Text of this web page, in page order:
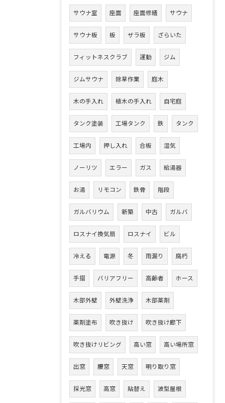
サウナ室 座面 座面修繕 サウナ
サウナ板 板 ザラ板 ざらいた
フィットネスクラブ 運動 ジム
ジムサウナ 除草作業 庭木
木の手入れ 植木の手入れ 自宅庭
タンク塗装 工場タンク 鉄 タンク
工場内 押し入れ 合板 湿気
ノーリツ エラー ガス 給湯器
お湯 リモコン 鉄骨 階段
ガルバリウム 新築 中古 ガルバ
ロスナイ換気扇 ロスナイ ビル
冷える 電源 冬 雨漏り 腐朽
手摺 バリアフリー 高齢者 ホース
木部外壁 外壁洗浄 木部薬剤
薬剤塗布 吹き抜け 吹き抜け廊下
吹き抜けリビング 高い窓 高い場所窓
出窓 腰窓 天窓 明り取り窓
採光窓 高窓 貼替え 波型屋根